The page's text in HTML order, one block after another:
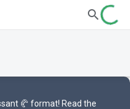
🥐 format! Read the